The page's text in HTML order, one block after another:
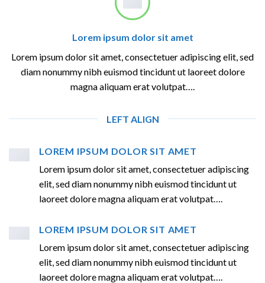
Lorem ipsum dolor sit amet
Lorem ipsum dolor sit amet, consectetuer adipiscing elit, sed
diam nonummy nibh euismod tincidunt ut laoreet dolore
magna aliquam erat volutpat….
LEFT ALIGN
LOREM IPSUM DOLOR SIT AMET
Lorem ipsum dolor sit amet, consectetuer adipiscing
elit, sed diam nonummy nibh euismod tincidunt ut
laoreet dolore magna aliquam erat volutpat….
LOREM IPSUM DOLOR SIT AMET
Lorem ipsum dolor sit amet, consectetuer adipiscing
elit, sed diam nonummy nibh euismod tincidunt ut
laoreet dolore magna aliquam erat volutpat….